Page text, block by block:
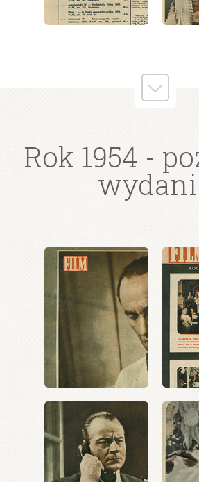
wydanie: 42/1954
wydanie: 42/1954
Rok 1954 -